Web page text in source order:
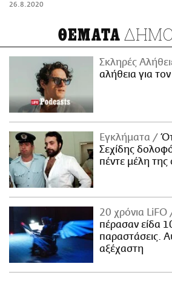
26.8.2020
ΘΕΜΑΤΑ
Σκληρές
αλήθεια για
Εγκλήματα
Σεχίδης
πέντε μέλη της
20 χρόνια LiFO
πέρασαν είδα
παραστάσεις.
αξέχαστη